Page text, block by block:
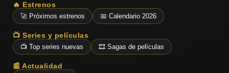
🔥 Estrenos
🚀 Próximos estrenos 📅 Calendario 2026
📺 Series y películas
📺 Top series nuevas 🎞️ Sagas de películas
📰 Actualidad